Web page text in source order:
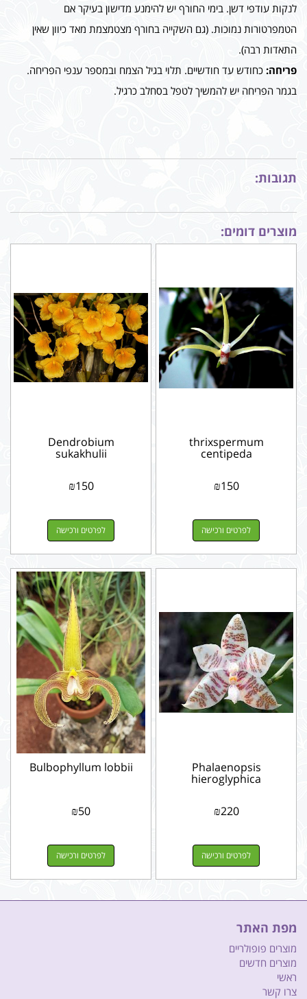
לנקות עודפי דשן. בימי החורף יש להימנע מדישון בעיקר אם
הטמפרטורות נמוכות. (גם השקייה בחורף מצטמצמת מאד כיוון שאין
התאדות רבה).
פריחה: כחודש עד חודשיים. תלוי בגיל הצמח ובמספר ענפי הפריחה.
בגמר הפריחה יש להמשיך לטפל בסחלב כרגיל.
תגובות:
מוצרים דומים:
thrixspermum
centipeda
₪150
לפרטים ורכישה
Dendrobium
sukakhulii
₪150
לפרטים ורכישה
Phalaenopsis
hieroglyphica
₪220
לפרטים ורכישה
Bulbophyllum lobbii
₪50
לפרטים ורכישה
מפת האתר
מוצרים פופולריים
מוצרים חדשים
ראשי
צרו קשר